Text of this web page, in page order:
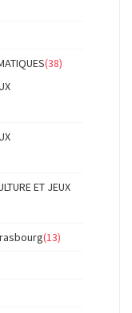
(38)
ET JEUX
(13)